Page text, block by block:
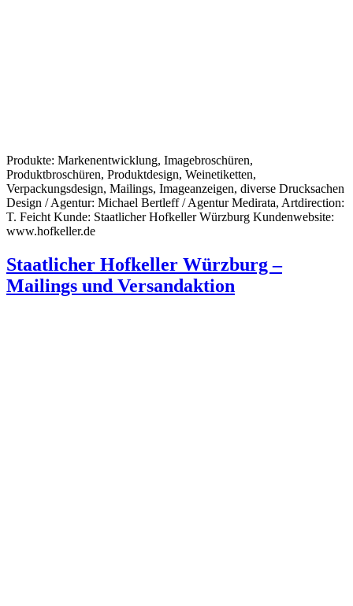
Produkte: Markenentwicklung, Imagebroschüren,
Produktbroschüren, Produktdesign, Weinetiketten,
Verpackungsdesign, Mailings, Imageanzeigen, diverse Drucksachen
Design / Agentur: Michael Bertleff / Agentur Medirata, Artdirection:
T. Feicht Kunde: Staatlicher Hofkeller Würzburg Kundenwebsite:
www.hofkeller.de
Staatlicher Hofkeller Würzburg –
Mailings und Versandaktion